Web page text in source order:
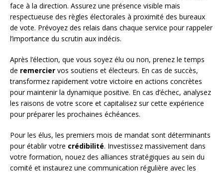
face à la direction. Assurez une présence visible mais
respectueuse des règles électorales à proximité des bureaux
de vote. Prévoyez des relais dans chaque service pour rappeler
l’importance du scrutin aux indécis.
Après l’élection, que vous soyez élu ou non, prenez le temps
de remercier vos soutiens et électeurs. En cas de succès,
transformez rapidement votre victoire en actions concrètes
pour maintenir la dynamique positive. En cas d’échec, analysez
les raisons de votre score et capitalisez sur cette expérience
pour préparer les prochaines échéances.
Pour les élus, les premiers mois de mandat sont déterminants
pour établir votre crédibilité. Investissez massivement dans
votre formation, nouez des alliances stratégiques au sein du
comité et instaurez une communication régulière avec les